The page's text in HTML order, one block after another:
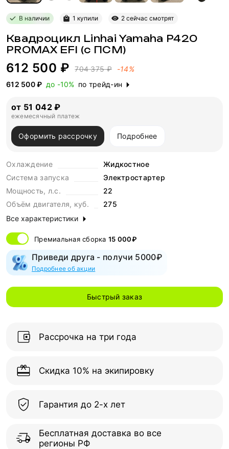
В наличии 1 купили 2 сейчас смотрят
Квадроцикл Linhai Yamaha P420
PROMAX EFI (с ПСМ)
612 500 ₽ 704 375 ₽
-14%
612 500 ₽ до -10% по трейд-ин
от 51 042 ₽
ежемесячный платеж
Оформить рассрочку Подробнее
Охлаждение
Жидкостное
Система запуска
Электростартер
Мощность, л.с.
22
Объём двигателя, куб.
275
Все характеристики
Премиальная сборка 15 000₽
Приведи друга - получи 5000₽
Подробнее об акции
Быстрый заказ
Рассрочка на три года
Скидка 10% на экипировку
Гарантия до 2-х лет
Бесплатная доставка во все
регионы РФ